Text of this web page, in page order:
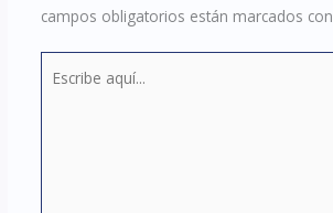
campos obligatorios están marcados con